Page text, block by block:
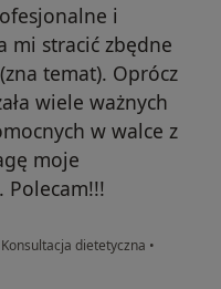
i
mi stracić zbędne
temat). Oprócz
wiele ważnych
w walce z
moje
Polecam!!!
Konsultacja dietetyczna •